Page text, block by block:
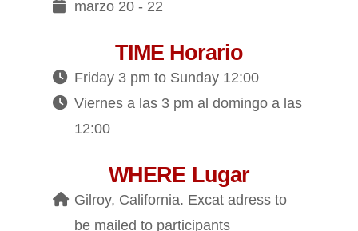
marzo 20 - 22
TIME Horario
Friday 3 pm to Sunday 12:00
Viernes a las 3 pm al domingo a las
12:00
WHERE Lugar
Gilroy, California. Excat adress to
be mailed to participants